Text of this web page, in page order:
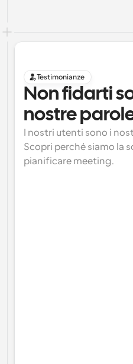
Testimonianze
Non fidarti
nostre
I nostri utenti sono i
Scopri perché siamo la
pianificare meeting.